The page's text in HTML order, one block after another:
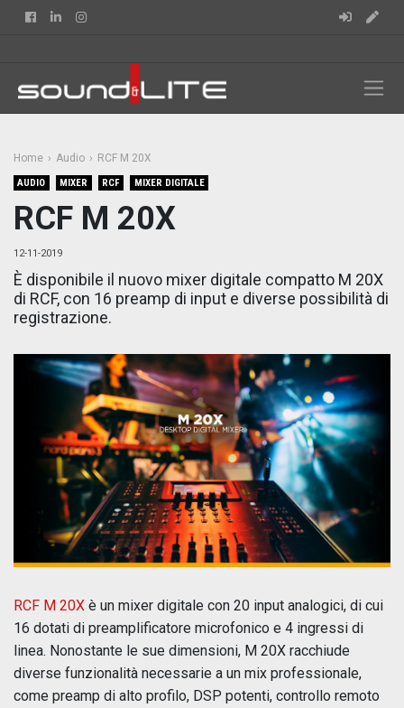
FacebookLinkedin
Home Audio RCF M 20X
AUDIO MIXER RCF MIXER DIGITALE
RCF M 20X
12-11-2019
È disponibile il nuovo mixer digitale compatto M 20X
di RCF, con 16 preamp di input e diverse possibilità di
registrazione.
RCF M 20X è un mixer digitale con 20 input analogici, di cui
16 dotati di preamplificatore microfonico e 4 ingressi di
linea. Nonostante le sue dimensioni, M 20X racchiude
diverse funzionalità necessarie a un mix professionale,
come preamp di alto profilo, DSP potenti, controllo remoto